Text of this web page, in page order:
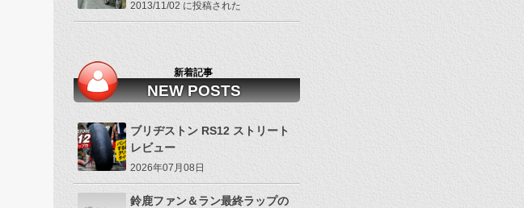
2013/11/02 に投稿された
新着記事
NEW POSTS
ブリヂストン RS12 ストリート
レビュー
2026年07月08日
鈴鹿ファン＆ラン最終ラップの